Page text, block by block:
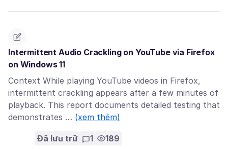
Intermittent Audio Crackling on YouTube via Firefox
on Windows 11
Context While playing YouTube videos in Firefox,
intermittent crackling appears after a few minutes of
playback. This report documents detailed testing that
demonstrates … (xem thêm)
Đã lưu trữ 1 189